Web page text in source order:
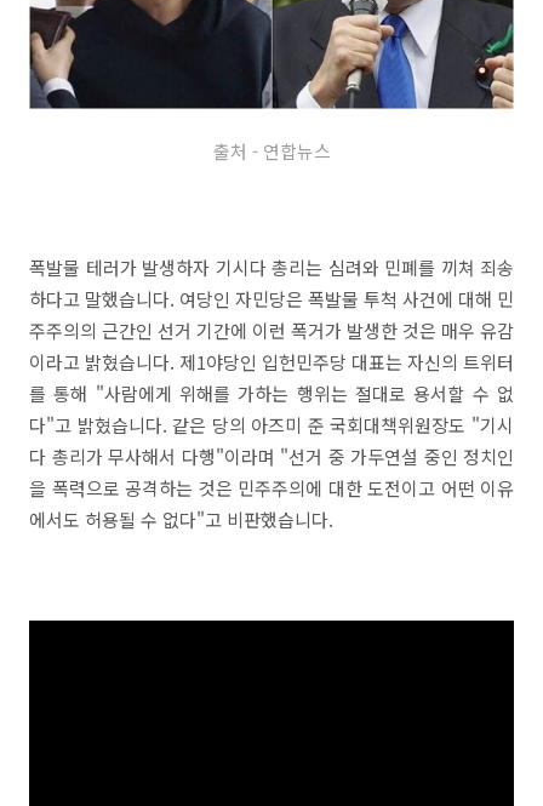
출처 - 연합뉴스
폭발물 테러가 발생하자 기시다 총리는 심려와 민폐를 끼쳐 죄송
하다고 말했습니다. 여당인 자민당은 폭발물 투척 사건에 대해 민
주주의의 근간인 선거 기간에 이런 폭거가 발생한 것은 매우 유감
이라고 밝혔습니다. 제1야당인 입헌민주당 대표는 자신의 트위터
를 통해 "사람에게 위해를 가하는 행위는 절대로 용서할 수 없
다"고 밝혔습니다. 같은 당의 아즈미 준 국회대책위원장도 "기시
다 총리가 무사해서 다행"이라며 "선거 중 가두연설 중인 정치인
을 폭력으로 공격하는 것은 민주주의에 대한 도전이고 어떤 이유
에서도 허용될 수 없다"고 비판했습니다.